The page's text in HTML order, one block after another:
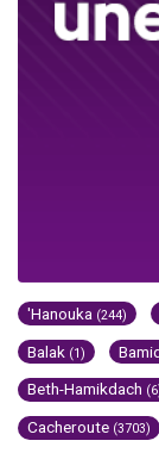
'Hanouka (244)
Balak (1)
Beth-Hamikdach
Cacheroute (3703)